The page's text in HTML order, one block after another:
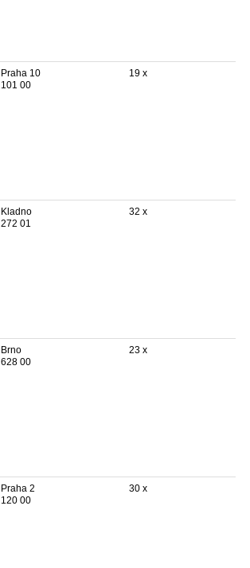
Praha 10
101 00
19 x
Kladno
272 01
32 x
Brno
628 00
23 x
Praha 2
120 00
30 x